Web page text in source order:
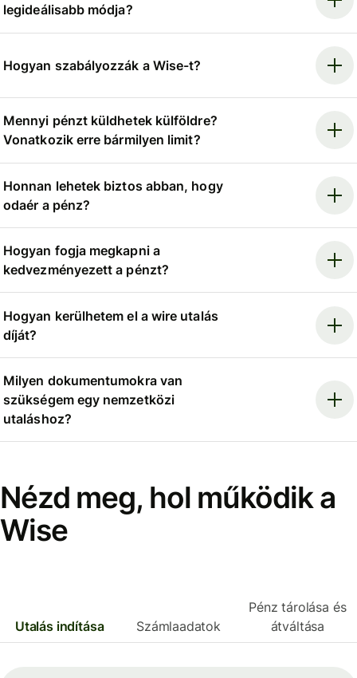
legideálisabb módja?
Hogyan szabályozzák a Wise-t?
Mennyi pénzt küldhetek külföldre?
Vonatkozik erre bármilyen limit?
Honnan lehetek biztos abban, hogy
odaér a pénz?
Hogyan fogja megkapni a
kedvezményezett a pénzt?
Hogyan kerülhetem el a wire utalás
díját?
Milyen dokumentumokra van
szükségem egy nemzetközi
utaláshoz?
Nézd meg, hol működik a
Wise
Utalás indítása Számlaadatok
Pénz tárolása és
átváltása